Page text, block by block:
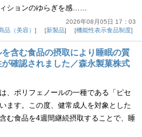
ションのゆらぎを感……
2026年08月05日 17：03
品（美容） 新製品 機能性表示食品制度
含む食品の摂取により睡眠の質
確認されました／森永製菓株式
、ポリフェノールの一種である「ピセ
ます。この度、健常成人を対象とした
む食品を4週間継続摂取することで、睡